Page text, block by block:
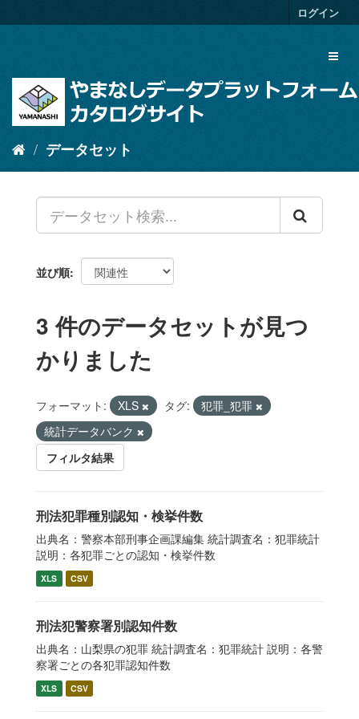
キ
ログイン
データセット
並び順
3 件のデータセットが見つ
かりました
フォーマット: XLS タグ:
犯罪_犯罪
統計データバンク
フィルタ結果
刑法犯罪種別認知・検挙件数
出典名：警察本部刑事企画課編集 統計調査名：犯罪統計
説明：各犯罪ごとの認知・検挙件数
XLS CSV
刑法犯警察署別認知件数
出典名：山梨県の犯罪 統計調査名：犯罪統計 説明：各警
察署ごとの各犯罪認知件数
XLS CSV